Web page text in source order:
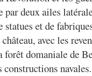
deux ailes
statues et de
avec les
domaniale de
navales.